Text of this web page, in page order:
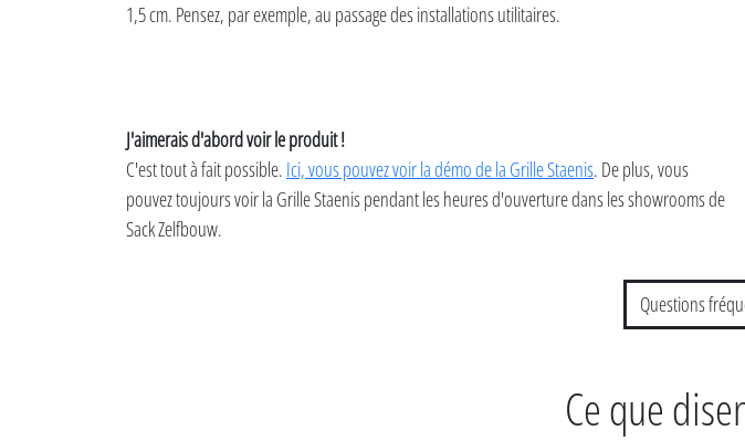
1,5 cm. Pensez, par exemple, au passage des installations utilitaires.
J'aimerais d'abord voir le produit !
C'est tout à fait possible. Ici, vous pouvez voir la démo de la Grille Staenis. De plus, vous
pouvez toujours voir la Grille Staenis pendant les heures d'ouverture dans les showrooms de
Sack Zelfbouw.
Questions
Ce que